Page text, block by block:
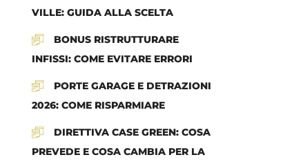
VILLE: GUIDA ALLA SCELTA
BONUS RISTRUTTURARE
INFISSI: COME EVITARE ERRORI
PORTE GARAGE E DETRAZIONI
2026: COME RISPARMIARE
DIRETTIVA CASE GREEN: COSA
PREVEDE E COSA CAMBIA PER LA